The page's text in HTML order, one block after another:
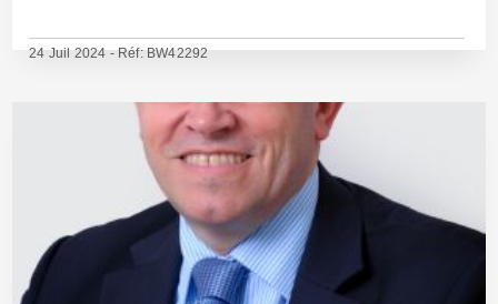
24 Juil 2024 - Réf: BW42292